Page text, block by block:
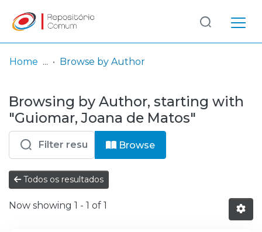
& Collections
Browse repository
Entities
Log
In
(current)
Home Browse by Author
Browsing by Author, starting with
"Guiomar, Joana de Matos"
Browse
Todos os resultados
Now showing 1 - 1 of 1